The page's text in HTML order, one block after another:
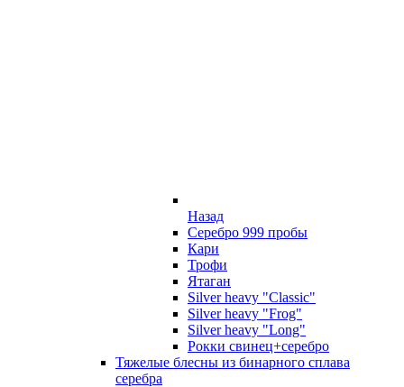
Назад
Серебро 999 пробы
Кари
Трофи
Ятаган
Silver heavy "Classic"
Silver heavy "Frog"
Silver heavy "Long"
Рокки свинец+серебро
Тяжелые блесны из бинарного сплава
серебра